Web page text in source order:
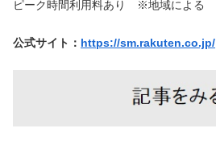
ピーク時間利用料あり ※地域による
公式サイト： https://sm.rakuten.co.jp/